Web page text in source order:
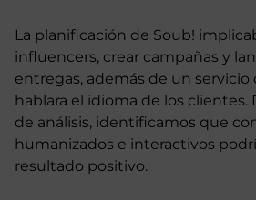
La planificación de Soub!
influencers, crear campañas y
entregas, además de un
hablara el idioma de los clientes.
de análisis, identificamos que
humanizados e interactivos
resultado positivo.